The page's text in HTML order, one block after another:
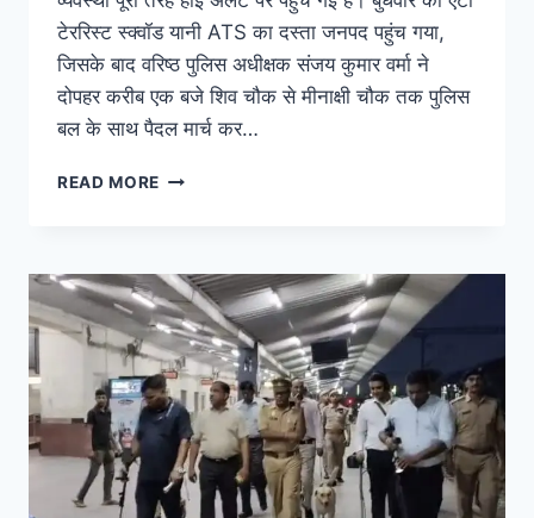
टेररिस्ट स्क्वॉड यानी ATS का दस्ता जनपद पहुंच गया,
जिसके बाद वरिष्ठ पुलिस अधीक्षक संजय कुमार वर्मा ने
दोपहर करीब एक बजे शिव चौक से मीनाक्षी चौक तक पुलिस
बल के साथ पैदल मार्च कर…
READ MORE